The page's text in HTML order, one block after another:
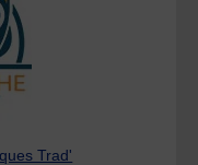
Trad'